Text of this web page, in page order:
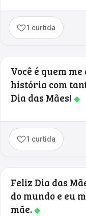
1 curtida
Você é quem
história com
Dia das Mães! ◆
1 curtida
Feliz Dia das
do mundo e eu
mãe.◆